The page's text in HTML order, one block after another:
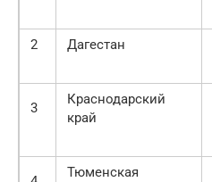
2 Дагестан
3
Краснодарский
край
Тюменская